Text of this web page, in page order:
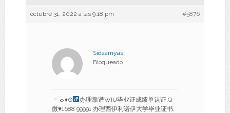
octubre 31, 2022 a las 9:18 pm #5876
Sidaamyas
Bloqueado
☼♦⊙
办理靠谱WIU毕业证成绩单认证,Q
微♥1688 99991,办理西伊利诺伊大学毕业证书,